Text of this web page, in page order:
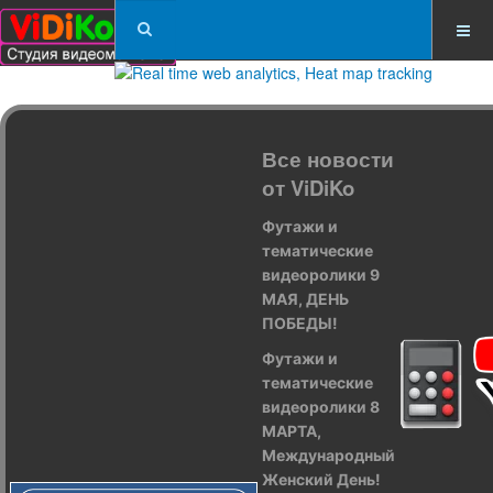
Все новости
от ViDiKo
Футажи и
тематические
видеоролики 9
МАЯ, ДЕНЬ
ПОБЕДЫ!
Футажи и
тематические
видеоролики 8
МАРТА,
Международный
Женский День!